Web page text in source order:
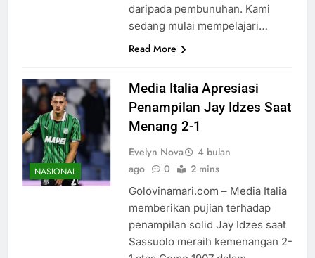
daripada pembunuhan. Kami
sedang mulai mempelajari…
Read More
NASIONAL
Media Italia Apresiasi
Penampilan Jay Idzes Saat
Menang 2-1
Evelyn Nova
4 bulan
ago
0 2 mins
Golovinamari.com – Media Italia
memberikan pujian terhadap
penampilan solid Jay Idzes saat
Sassuolo meraih kemenangan 2-